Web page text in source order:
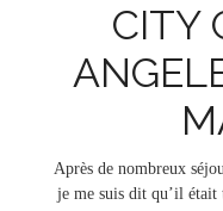
CITY
Après de nombreux
je me suis dit qu’il était